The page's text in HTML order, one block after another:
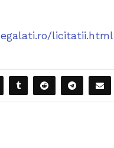
egalati.ro/licitatii.html